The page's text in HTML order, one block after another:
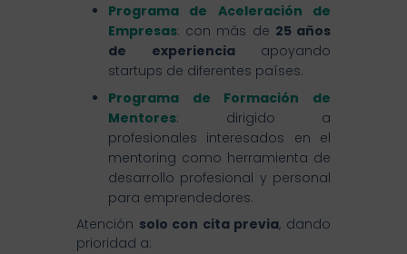
Programa de Aceleración de
Empresas: con más de 25 años
de experienciaapoyando
startups de diferentes países.
Programa de Formación de
Mentores: dirigido a
profesionales interesados en el
mentoring como herramienta de
desarrollo profesional y personal
para emprendedores.
Atención solo con cita previa, dando
prioridad a: